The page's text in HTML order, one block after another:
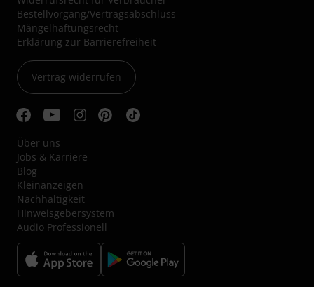
Bestellvorgang/Vertragsabschluss
Mängelhaftungsrecht
Erklärung zur Barrierefreiheit
Vertrag widerrufen
Über uns
Jobs & Karriere
Blog
Kleinanzeigen
Nachhaltigkeit
Hinweisgebersystem
Audio Professionell